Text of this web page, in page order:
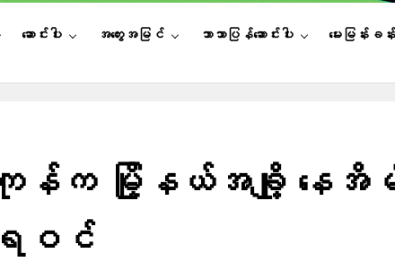
ဆောင်းပါး အတွေးအမြင် ဘာသာပြန်ဆောင်းပါး မေးမြန်းခန်း
က မြို့နယ်အချို့ နေအိ
ဝင်